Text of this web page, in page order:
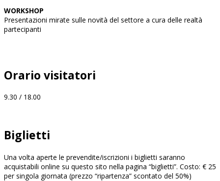
WORKSHOP
Presentazioni mirate sulle novità del settore a cura delle realtà
partecipanti
Orario visitatori
9.30 / 18.00
Biglietti
Una volta aperte le prevendite/iscrizioni i biglietti saranno
acquistabili online su questo sito nella pagina “biglietti”. Costo: € 25
per singola giornata (prezzo “ripartenza” scontato del 50%)